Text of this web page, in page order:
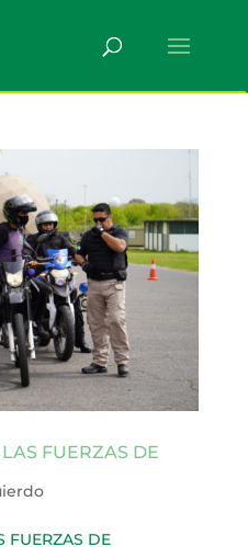
FUERZAS DE
FUERZAS DE